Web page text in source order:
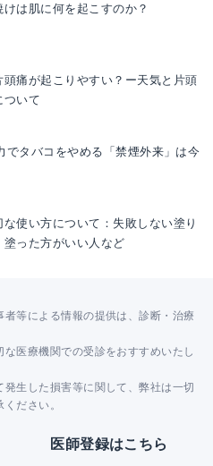
は肌に何を起こすのか？
痛が起こりやすい？ー天気と片頭
ついて
でタバコをやめる「禁煙外来」は今
使い方について：失敗しない塗り
った方がいい人など
等による情報の提供は、診断・治療
医療機関での受診をおすすめいたし
生した損害等に関して、弊社は一切
ださい。
医師登録はこちら